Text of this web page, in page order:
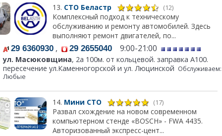
13. СТО Беластр (12)
Комплексный подход к техническому
обслуживанию и ремонту автомобилей. Здесь
выполняют ремонт двигателей, по...
29 6360930 , 29 2655040 9:00-21:00
ул. Масюковщина, 2а 100м. от кольцевой. заправка А100.
пересечение ул.Каменногорской и ул. Люцинской Обслуживаем:
Любые
14. Мини СТО (17)
Развал схождение на новом современном
компьютерном стенде «BOSCH» - FWA 4435.
Авторизованный экспресс-цент...